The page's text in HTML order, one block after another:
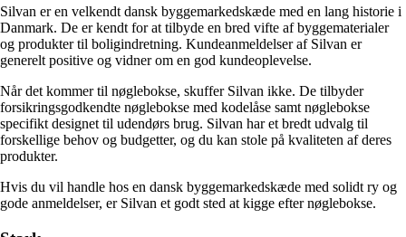
Silvan er en velkendt dansk byggemarkedskæde med en lang historie i
Danmark. De er kendt for at tilbyde en bred vifte af byggematerialer
og produkter til boligindretning. Kundeanmeldelser af Silvan er
generelt positive og vidner om en god kundeoplevelse.
Når det kommer til nøglebokse, skuffer Silvan ikke. De tilbyder
forsikringsgodkendte nøglebokse med kodelåse samt nøglebokse
specifikt designet til udendørs brug. Silvan har et bredt udvalg til
forskellige behov og budgetter, og du kan stole på kvaliteten af deres
produkter.
Hvis du vil handle hos en dansk byggemarkedskæde med solidt ry og
gode anmeldelser, er Silvan et godt sted at kigge efter nøglebokse.